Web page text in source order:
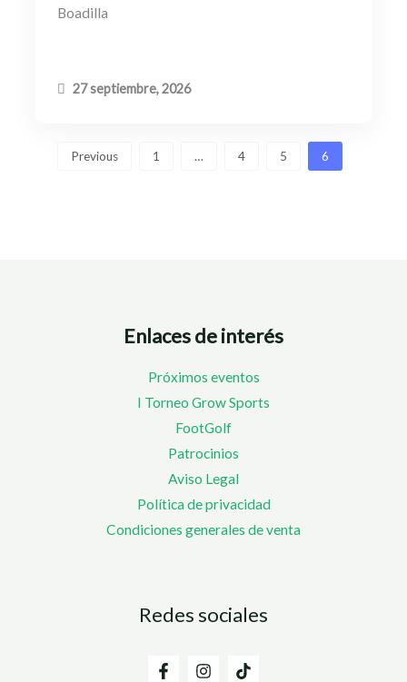
Boadilla
27 septiembre, 2026
Previous 1 … 4 5 6
Enlaces de interés
Próximos eventos
I Torneo Grow Sports
FootGolf
Patrocinios
Aviso Legal
Política de privacidad
Condiciones generales de venta
Redes sociales